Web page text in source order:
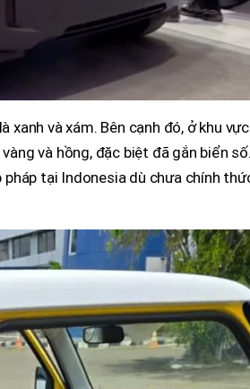
xanh và xám. Bên cạnh đó, ở khu vực
và hồng, đặc biệt đã gắn biển
tại Indonesia dù chưa chính